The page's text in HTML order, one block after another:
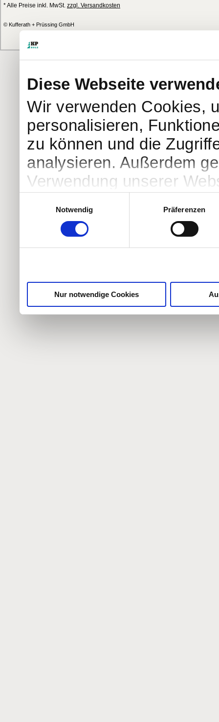
Diese Webseite
Wir verwenden Cookies,
personalisieren,
zu können und die
analysieren. Außerdem
Verwendung unserer
Partner führen diese
weiteren Daten
Notwendig
Präferenzen
Nur notwendige Cookies
* Alle Preise inkl. MwSt. zzgl. Versandkosten
© Kufferath + Prüssing GmbH